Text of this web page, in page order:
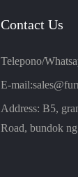
Contact Us
Telepono/
E-mail:
Address: B5,
Road, bundok